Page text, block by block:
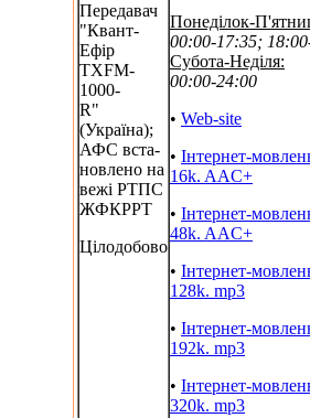
Передавач
"Квант-
Ефір
TXFM-
1000-
R"
(Україна);
АФС вста-
новлено на
вежі РТПС
ЖФКРРТ
Цілодобово
Понеділок-
00:00-17:35;
Субота-Неділя:
00:00-24:00
• Web-site
• Інтернет-
16k. AAC+
• Інтернет-
48k. AAC+
• Інтернет-
128k. mp3
• Інтернет-
192k. mp3
• Інтернет-
320k. mp3